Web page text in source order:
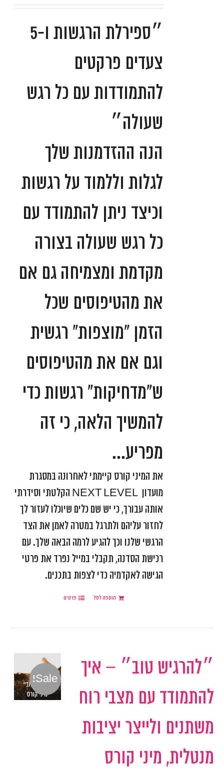
״ספירלת הרגשות ו-5
צעדים פרקטים
להתמודדות עם כל רגש
שעולה״
הנה ההזדמנות שלך
לגלות וללמוד על רגשות
וכיצד ניתן להתמודד עם
כל רגש שעולה בצורה
מקדמת ומצמיחה גם אם
את מהטיפוסים שכל
הזמן "מוצפות" רגשית
וגם אם את מהטיפוסים
ש"מדחיקות" רגשות כדי
להמשיך הלאה, כי זה
מפריע...
את המיני קורס קיימתי לאחרונה במסגרת
מועדון NEXT LEVEL הקלטתי וסידרתי
אותה עבורך, כי יש שם כלים שיוכלו לעזור לך
לחזור עליהם ולתרגל במטרה לאמן את הצד
הרגשי שלנו וכך להגיע לרמה הבאה שלך. עם
רכישת הסדנה, תקבלי במייל נפרד את פרטי
הגישה לאקדמיה כדי לצפות בתכנים.
הוספה לסל פרטים
Sale!
״להרגיש טוב״ – איך
להתמודד עם מצבי רוח
משתנים ולייצר יציבות
מנטלית, מיני קורס